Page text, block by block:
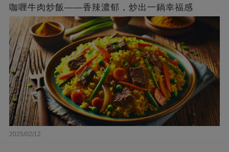
咖喱牛肉炒飯——香辣濃郁，炒出一鍋幸福感
2025/02/12